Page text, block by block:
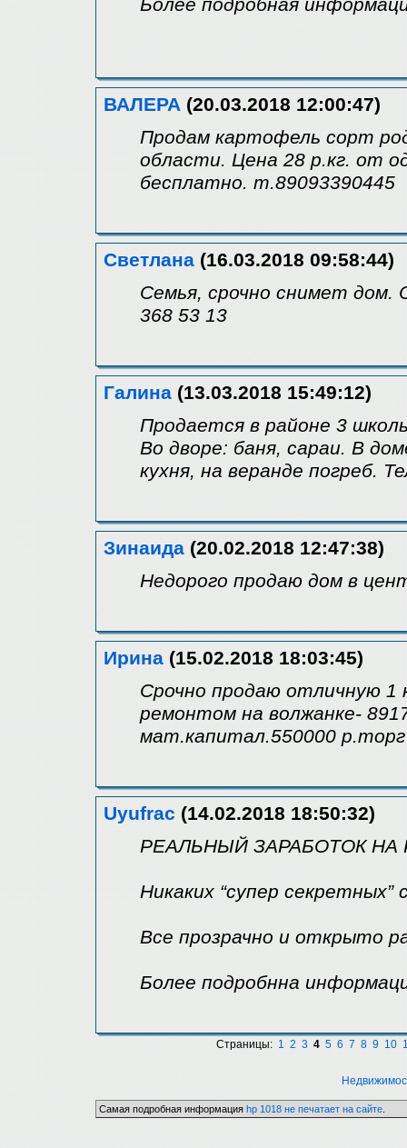
Более подробная
ВАЛЕРА (20.03.2018 12:00:47)
Продам картофель сорт
области. Цена 28 р.кг. от
бесплатно. т.89093390445
Светлана (16.03.2018 09:58:44)
Семья, срочно снимет дом.
368 53 13
Галина (13.03.2018 15:49:12)
Продается в районе 3
Во дворе: баня, сараи. В
кухня, на веранде погреб.
Зинаида (20.02.2018 12:47:38)
Недорого продаю дом в
Ирина (15.02.2018 18:03:45)
Срочно продаю отличную
ремонтом на волжанке-
мат.капитал.550000 р.торг
Uyufrac (14.02.2018 18:50:32)
РЕАЛЬНЫЙ ЗАРАБОТОК НА
Никаких “супер
Все прозрачно и открыто
Более подробнна
Страницы: 1 2 3 4 5 6 7 8 9 10
Самая подробная информация hp 1018 не печатает на сайте.